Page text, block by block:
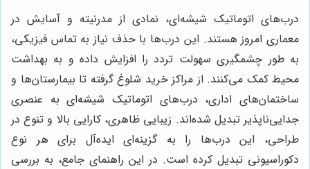
درب‌های اتوماتیک شیشه‌ای، نمادی از مدرنیته و آسایش در
معماری امروز هستند. این درب‌ها با حذف نیاز به تماس فیزیکی،
به طور چشمگیری سهولت تردد را افزایش داده و به بهداشت
محیط کمک می‌کنند. از مراکز خرید شلوغ گرفته تا بیمارستان‌ها و
ساختمان‌های اداری، درب‌های اتوماتیک شیشه‌ای به عنصری
جدایی‌ناپذیر تبدیل شده‌اند. زیبایی ظاهری، کارایی بالا و تنوع در
طراحی، این درب‌ها را به گزینه‌ای ایده‌آل برای هر نوع
دکوراسیونی تبدیل کرده است. در این راهنمای جامع، به بررسی